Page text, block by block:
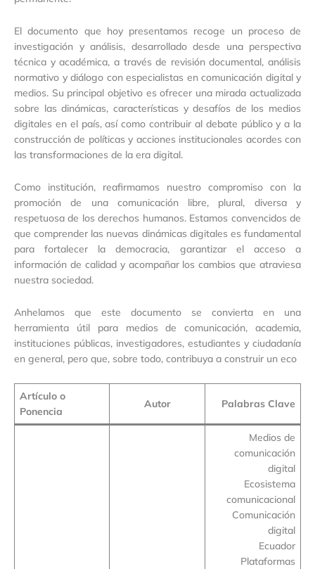
El documento que hoy presentamos recoge un proceso de
investigación y análisis, desarrollado desde una perspectiva
técnica y académica, a través de revisión documental, análisis
normativo y diálogo con especialistas en comunicación digital y
medios. Su principal objetivo es ofrecer una mirada actualizada
sobre las dinámicas, características y desafíos de los medios
digitales en el país, así como contribuir al debate público y a la
construcción de políticas y acciones institucionales acordes con
las transformaciones de la era digital.
Como institución, reafirmamos nuestro compromiso con la
promoción de una comunicación libre, plural, diversa y
respetuosa de los derechos humanos. Estamos convencidos de
que comprender las nuevas dinámicas digitales es fundamental
para fortalecer la democracia, garantizar el acceso a
información de calidad y acompañar los cambios que atraviesa
nuestra sociedad.
Anhelamos que este documento se convierta en una
herramienta útil para medios de comunicación, academia,
instituciones públicas, investigadores, estudiantes y ciudadanía
en general, pero que, sobre todo, contribuya a construir un eco
Artículo o
Ponencia
Autor Palabras Clave
Medios de
comunicación
digital
Ecosistema
comunicacional
Comunicación
digital
Ecuador
Plataformas